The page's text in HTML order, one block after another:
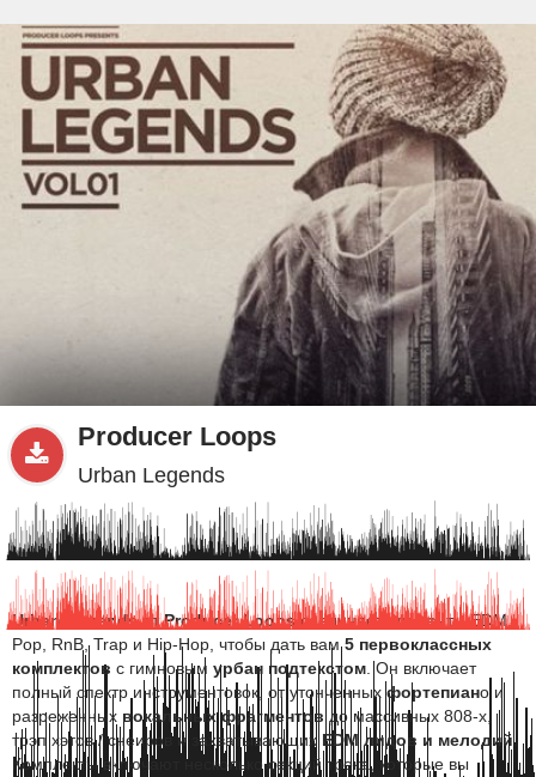
SamplePRO.ru
Producer Loops
Urban Legends
Urban LegendsотProducer Loopsсоединяет элементы EDM,
Pop, RnB, Trap и Hip-Hop, чтобы дать вам5 первоклассных
комплектов с гимновым урбан подтекстом . Он включает
полный спектр инструментовок, от утонченных фортепиано и
разреженных вокальных фрагментов до массивных 808-х,
трэп хэтов / снеиров и захватывающих EDM лидов и мелодий.
Комплекты включают несколько секций трека, которые вы